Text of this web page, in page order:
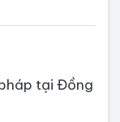
tại Hồ
tại Đồng